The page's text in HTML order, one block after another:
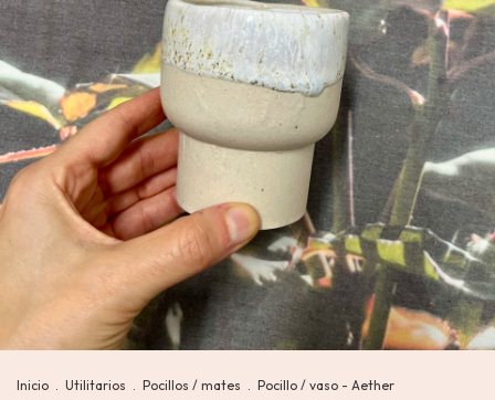
Inicio . Utilitarios . Pocillos / mates . Pocillo / vaso - Aether